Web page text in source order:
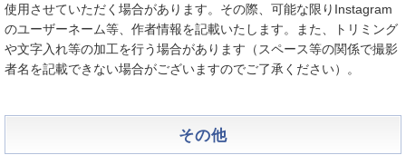
使用させていただく場合があります。その際、可能な限りInstagram
のユーザーネーム等、作者情報を記載いたします。また、トリミング
や文字入れ等の加工を行う場合があります（スペース等の関係で撮影
者名を記載できない場合がございますのでご了承ください）。
その他